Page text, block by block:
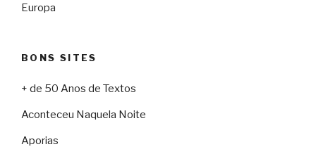
Europa
BONS SITES
+ de 50 Anos de Textos
Aconteceu Naquela Noite
Aporias